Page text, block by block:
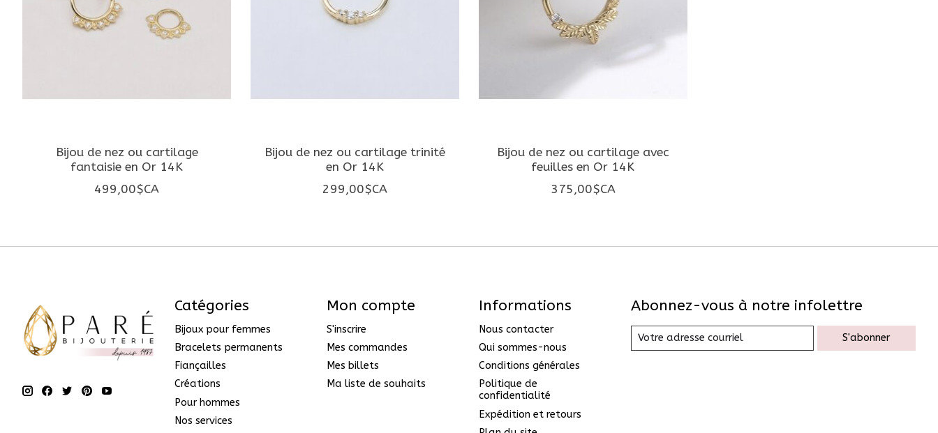
Bijou de nez ou cartilage
fantaisie en Or 14K
499,00$CA
Bijou de nez ou cartilage trinité
en Or 14K
299,00$CA
Bijou de nez ou cartilage avec
feuilles en Or 14K
375,00$CA
Catégories
Bijoux pour femmes
Bracelets permanents
Fiançailles
Créations
Pour hommes
Nos services
Mon compte
S'inscrire
Mes commandes
Mes billets
Ma liste de souhaits
Informations
Nous contacter
Qui sommes-nous
Conditions générales
Politique de
confidentialité
Expédition et retours
Abonnez-vous à notre infolettre
S'abonner